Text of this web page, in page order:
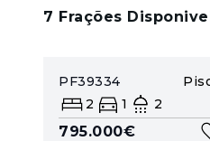
7 Frações
PF39334
2
1 2
795.000€